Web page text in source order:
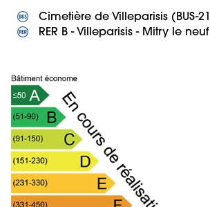
RER B - Villeparisis - Mitry le neuf